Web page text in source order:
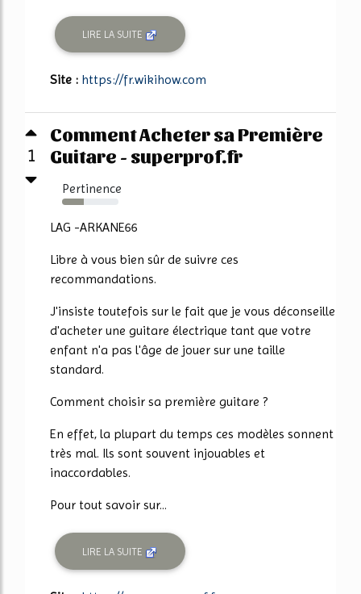
LIRE LA SUITE
Site : https://fr.wikihow.com
1
Comment Acheter sa Première
Guitare - superprof.fr
Pertinence
39%
LAG -ARKANE66
Libre à vous bien sûr de suivre ces
recommandations.
J'insiste toutefois sur le fait que je vous déconseille
d'acheter une guitare électrique tant que votre
enfant n'a pas l'âge de jouer sur une taille
standard.
Comment choisir sa première guitare ?
En effet, la plupart du temps ces modèles sonnent
très mal. Ils sont souvent injouables et
inaccordables.
Pour tout savoir sur...
LIRE LA SUITE